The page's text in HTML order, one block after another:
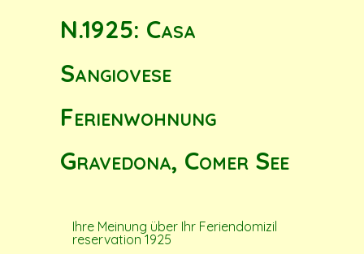
N.1925: Casa
Sangiovese
Ferienwohnung
Gravedona, Comer See
Ihre Meinung über Ihr Feriendomizil
reservation 1925